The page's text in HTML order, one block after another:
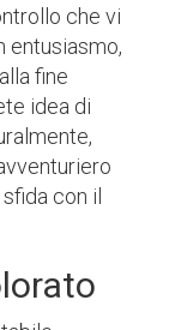
che vi
entusiasmo,
fine
idea di
con il